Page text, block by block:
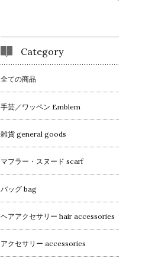
Category
全ての商品
手芸／ワッペン Emblem
雑貨 general goods
マフラー・スヌード scarf
バッグ bag
ヘアアクセサリー hair accessories
アクセサリー accessories